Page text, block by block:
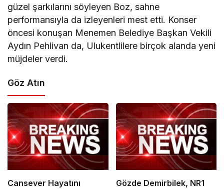
güzel şarkılarını söyleyen Boz, sahne
performansıyla da izleyenleri mest etti. Konser
öncesi konuşan Menemen Belediye Başkan Vekili
Aydın Pehlivan da, Ulukentlilere birçok alanda yeni
müjdeler verdi.
Göz Atın
Cansever Hayatını
Gözde Demirbilek, NR1